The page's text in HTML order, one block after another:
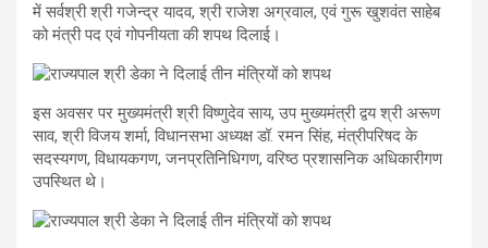
में सर्वश्री श्री गजेन्द्र यादव, श्री राजेश अग्रवाल, एवं गुरू खुशवंत साहेब
को मंत्री पद एवं गोपनीयता की शपथ दिलाई।
इस अवसर पर मुख्यमंत्री श्री विष्णुदेव साय, उप मुख्यमंत्री द्वय श्री अरूण
साव, श्री विजय शर्मा, विधानसभा अध्यक्ष डॉ. रमन सिंह, मंत्रीपरिषद के
सदस्यगण, विधायकगण, जनप्रतिनिधिगण, वरिष्ठ प्रशासनिक अधिकारीगण
उपस्थित थे।